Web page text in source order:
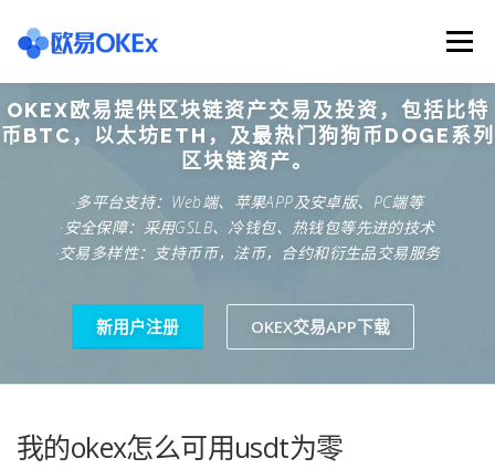
content
Menu
欧意交易所 关于欧意OKX 欧意APP下载
欧意注册网址 欧意交易下载 欧意团队
OKEX欧易提供区块链资产交易及投资，包括比特
币BTC，以太坊ETH，及最热门狗狗币DOGE系列
区块链资产。
·多平台支持：Web端、苹果APP及安卓版、PC端等
·安全保障：采用GSLB、冷钱包、热钱包等先进的技术
·交易多样性：支持币币，法币，合约和衍生品交易服务
新用户注册 OKEX交易APP下载
我的okex怎么可用usdt为零